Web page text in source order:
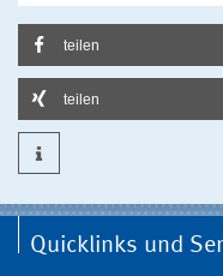
teilen
teilen
Quicklinks und